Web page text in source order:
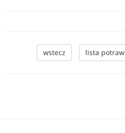
wstecz lista potraw